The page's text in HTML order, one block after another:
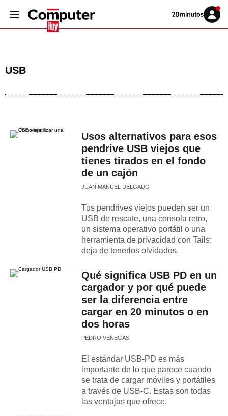
Volver
Iniciar
sesión
USB
Usos alternativos para esos
pendrive USB viejos que
tienes tirados en el fondo
de un cajón
JUAN MANUEL DELGADO
Tus pendrives viejos pueden ser un
USB de rescate, una consola retro,
un sistema operativo portátil o una
herramienta de privacidad con Tails:
deja de tenerlos olvidados.
Qué significa USB PD en un
cargador y por qué puede
ser la diferencia entre
cargar en 20 minutos o en
dos horas
PEDRO VENEGAS
El estándar USB-PD es más
importante de lo que parece cuando
se trata de cargar móviles y portátiles
a través de USB-C. Estas son todas
las ventajas que ofrece.